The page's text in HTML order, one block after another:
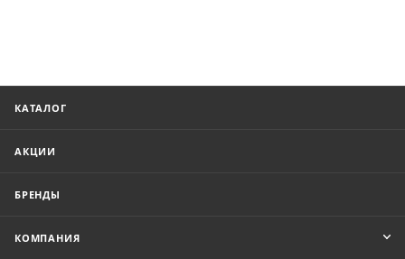
КАТАЛОГ
АКЦИИ
БРЕНДЫ
КОМПАНИЯ